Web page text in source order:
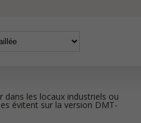
dans les locaux industriels ou
évitent sur la version DMT-